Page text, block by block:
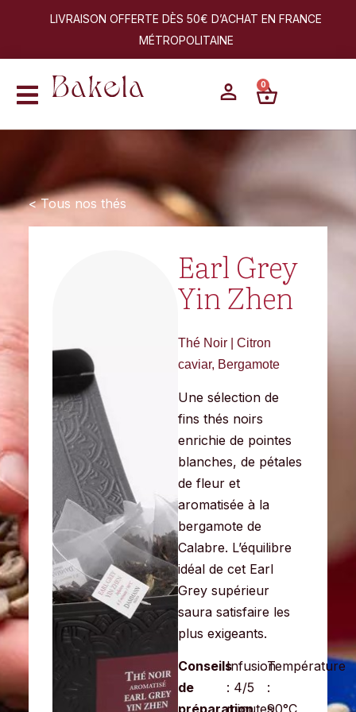
LIVRAISON OFFERTE DÈS 50€ D’ACHAT EN FRANCE
MÉTROPOLITAINE
0
< Tous nos thés
Earl Grey
Yin Zhen
Thé Noir | Citron
caviar, Bergamote
Une sélection de
fins thés noirs
enrichie de pointes
blanches, de pétales
de fleur et
aromatisée à la
bergamote de
Calabre. L’équilibre
idéal de cet Earl
Grey supérieur
saura satisfaire les
plus exigeants.
Conseils
de
préparation
Infusion
: 4/5
minutes
Température
:
90°C